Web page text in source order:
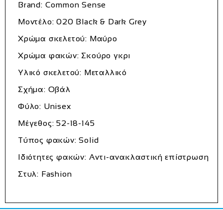
Brand: Common Sense
Μοντέλο: 020 Black & Dark Grey
Χρώμα σκελετού: Μαύρο
Χρώμα φακών: Σκούρο γκρι
Υλικό σκελετού: Μεταλλικό
Σχήμα: Οβάλ
Φύλο: Unisex
Μέγεθος: 52-18-145
Τύπος φακών: Solid
Ιδιότητες φακών: Αντι-ανακλαστική επίστρωση
Στυλ: Fashion